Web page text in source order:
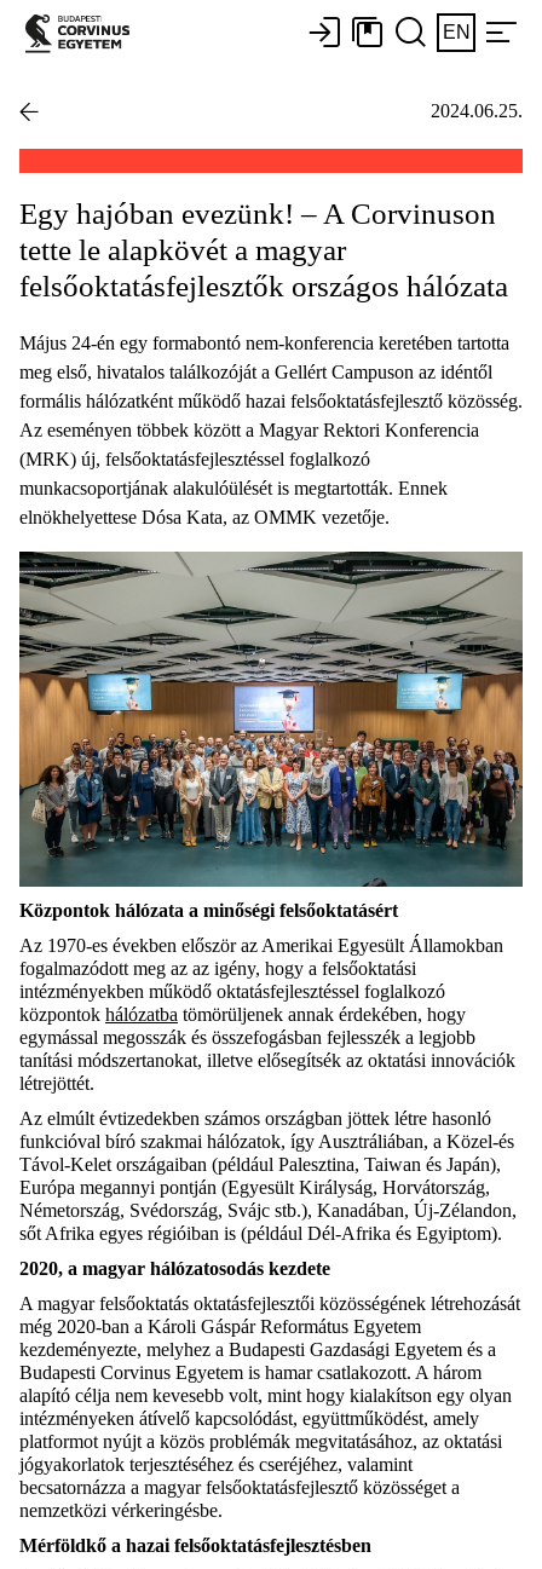
EN
2024.06.25.
Egy hajóban evezünk! – A Corvinuson
tette le alapkövét a magyar
felsőoktatásfejlesztők országos hálózata
Május 24-én egy formabontó nem-konferencia keretében tartotta
meg első, hivatalos találkozóját a Gellért Campuson az idéntől
formális hálózatként működő hazai felsőoktatásfejlesztő közösség.
Az eseményen többek között a Magyar Rektori Konferencia
(MRK) új, felsőoktatásfejlesztéssel foglalkozó
munkacsoportjának alakulóülését is megtartották. Ennek
elnökhelyettese Dósa Kata, az OMMK vezetője.
Központok hálózata a minőségi felsőoktatásért
Az 1970-es években először az Amerikai Egyesült Államokban
fogalmazódott meg az az igény, hogy a felsőoktatási
intézményekben működő oktatásfejlesztéssel foglalkozó
központok hálózatba tömörüljenek annak érdekében, hogy
egymással megosszák és összefogásban fejlesszék a legjobb
tanítási módszertanokat, illetve elősegítsék az oktatási innovációk
létrejöttét.
Az elmúlt évtizedekben számos országban jöttek létre hasonló
funkcióval bíró szakmai hálózatok, így Ausztráliában, a Közel-és
Távol-Kelet országaiban (például Palesztina, Taiwan és Japán),
Európa megannyi pontján (Egyesült Királyság, Horvátország,
Németország, Svédország, Svájc stb.), Kanadában, Új-Zélandon,
sőt Afrika egyes régióiban is (például Dél-Afrika és Egyiptom).
2020, a magyar hálózatosodás kezdete
A magyar felsőoktatás oktatásfejlesztői közösségének létrehozását
még 2020-ban a Károli Gáspár Református Egyetem
kezdeményezte, melyhez a Budapesti Gazdasági Egyetem és a
Budapesti Corvinus Egyetem is hamar csatlakozott. A három
alapító célja nem kevesebb volt, mint hogy kialakítson egy olyan
intézményeken átívelő kapcsolódást, együttműködést, amely
platformot nyújt a közös problémák megvitatásához, az oktatási
jógyakorlatok terjesztéséhez és cseréjéhez, valamint
becsatornázza a magyar felsőoktatásfejlesztő közösséget a
nemzetközi vérkeringésbe.
Mérföldkő a hazai felsőoktatásfejlesztésben